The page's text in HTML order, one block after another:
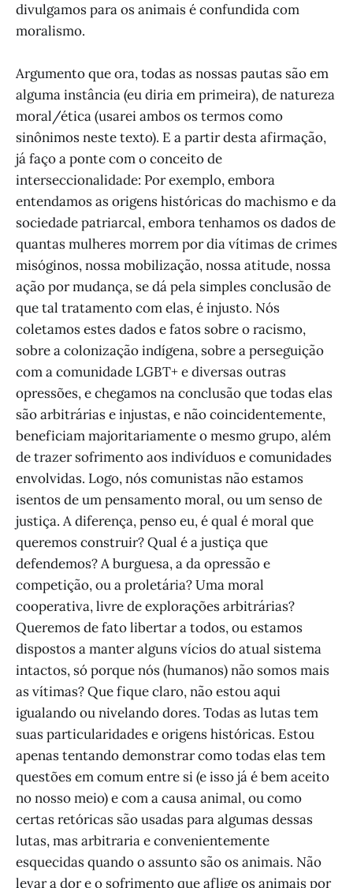
divulgamos para os animais é confundida com
moralismo.
Argumento que ora, todas as nossas pautas são em
alguma instância (eu diria em primeira), de natureza
moral/ética (usarei ambos os termos como
sinônimos neste texto). E a partir desta afirmação,
já faço a ponte com o conceito de
interseccionalidade: Por exemplo, embora
entendamos as origens históricas do machismo e da
sociedade patriarcal, embora tenhamos os dados de
quantas mulheres morrem por dia vítimas de crimes
misóginos, nossa mobilização, nossa atitude, nossa
ação por mudança, se dá pela simples conclusão de
que tal tratamento com elas, é injusto. Nós
coletamos estes dados e fatos sobre o racismo,
sobre a colonização indígena, sobre a perseguição
com a comunidade LGBT+ e diversas outras
opressões, e chegamos na conclusão que todas elas
são arbitrárias e injustas, e não coincidentemente,
beneficiam majoritariamente o mesmo grupo, além
de trazer sofrimento aos indivíduos e comunidades
envolvidas. Logo, nós comunistas não estamos
isentos de um pensamento moral, ou um senso de
justiça. A diferença, penso eu, é qual é moral que
queremos construir? Qual é a justiça que
defendemos? A burguesa, a da opressão e
competição, ou a proletária? Uma moral
cooperativa, livre de explorações arbitrárias?
Queremos de fato libertar a todos, ou estamos
dispostos a manter alguns vícios do atual sistema
intactos, só porque nós (humanos) não somos mais
as vítimas? Que fique claro, não estou aqui
igualando ou nivelando dores. Todas as lutas tem
suas particularidades e origens históricas. Estou
apenas tentando demonstrar como todas elas tem
questões em comum entre si (e isso já é bem aceito
no nosso meio) e com a causa animal, ou como
certas retóricas são usadas para algumas dessas
lutas, mas arbitraria e convenientemente
esquecidas quando o assunto são os animais. Não
levar a dor e o sofrimento que aflige os animais por